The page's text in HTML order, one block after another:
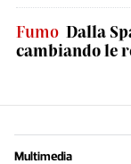
Fumo Dalla
cambiando le
Multimedia